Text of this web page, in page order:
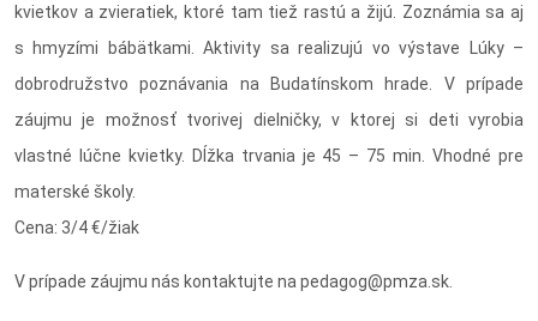
kvietkov a zvieratiek, ktoré tam tiež rastú a žijú. Zoznámia sa aj
s hmyzími bábätkami. Aktivity sa realizujú vo výstave Lúky –
dobrodružstvo poznávania na Budatínskom hrade. V prípade
záujmu je možnosť tvorivej dielničky, v ktorej si deti vyrobia
vlastné lúčne kvietky. Dĺžka trvania je 45 – 75 min. Vhodné pre
materské školy.
Cena: 3/4 €/žiak
V prípade záujmu nás kontaktujte na pedagog@pmza.sk.